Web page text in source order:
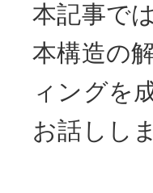
本記事で
本構造の
ィングを
お話しし